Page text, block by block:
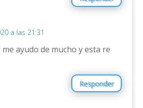
a las 21:31
ayudo de mucho y esta re
Responder